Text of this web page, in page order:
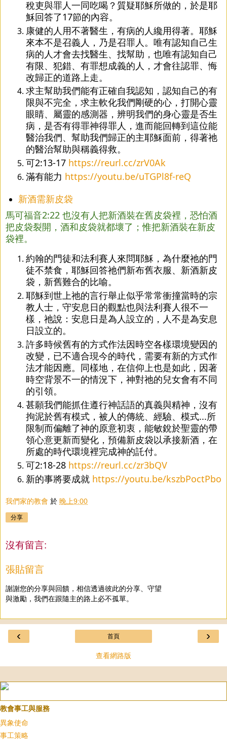
稅吏與罪人一同吃喝？質疑耶穌所做的，於是耶
穌回答了17節的內容。
康健的人用不著醫生，有病的人纔用得著。耶穌
來本不是召義人，乃是召罪人。唯有認知自己生
病的人才會去找醫生、找幫助，也唯有認知自己
有限、犯錯、有罪想成義的人，才會往認罪、悔
改歸正的道路上走。
求主幫助我們能有正確自我認知，認知自己的有
限與不完全，求主軟化我們剛硬的心，打開心靈
眼睛、屬靈的感測器，辨明我們的身心靈是否生
病，是否有得罪神得罪人，進而能回轉到這位能
醫治我們、幫助我們歸正的主耶穌面前，得著祂
的醫治幫助與稱義得救。
可2:13-17 https://reurl.cc/zrV0Ak
滿有能力 https://youtu.be/uTGPl8f-reQ
新酒需新皮袋
馬可福音2:22 也沒有人把新酒裝在舊皮袋裡，恐怕酒
把皮袋裂開，酒和皮袋就都壞了；惟把新酒裝在新皮
袋裡。
約翰的門徒和法利賽人來問耶穌，為什麼祂的門
徒不禁食，耶穌回答祂們新布舊衣服、新酒新皮
袋，新舊難合的比喻。
耶穌到世上祂的言行舉止似乎常常衝撞當時的宗
教人士，守安息日的觀點也與法利賽人很不一
樣，祂說：安息日是為人設立的，人不是為安息
日設立的。
許多時候舊有的方式作法因時空各樣環境變因的
改變，已不適合現今的時代，需要有新的方式作
法才能因應。同樣地，在信仰上也是如此，因著
時空背景不一的情況下，神對祂的兒女會有不同
的引領。
甚願我們能抓住遵行神話語的真義與精神，沒有
拘泥於舊有模式，被人的傳統、經驗、模式...所
限制而偏離了神的原意初衷，能敏銳於聖靈的帶
領心意更新而變化，預備新皮袋以承接新酒，在
所處的時代環境裡完成神的託付。
可2:18-28 https://reurl.cc/zr3bQV
新的事將要成就 https://youtu.be/kszbPoctPbo
我們家的教會 於 晚上9:00
分享
沒有留言:
張貼留言
謝謝您的分享與回饋，相信透過彼此的分享、守望
與激勵，我們在跟隨主的路上必不孤單。
‹ ›
首頁
查看網路版
教會事工與服務
異象使命
事工策略